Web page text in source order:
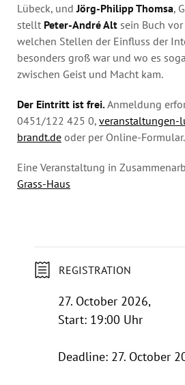
Lübeck, und Jörg-Philipp Thomsa,
stellt Peter-André Alt sein Buch
welchen Stellen der Einfluss der
besonders groß war und wo es
zwischen Geist und Macht kam.
Der Eintritt ist frei.Anmeldung
0451/122 425 0, veranstaltungen-
brandt.de oder per Online-Formular.
Eine Veranstaltung in
Grass-Haus
REGISTRATION
27. October 2026,
Start: 19:00 Uhr
Deadline: 27. October